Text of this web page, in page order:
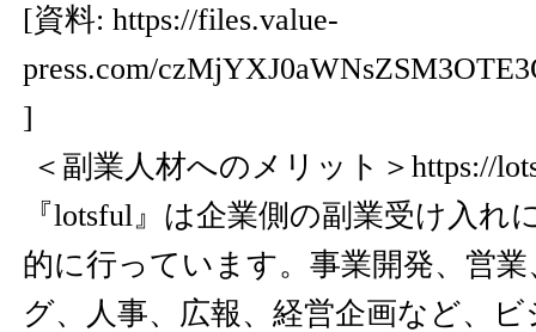
[資料: https://files.value-
press.com/
]
＜副業人材へのメリット＞ https://
『lotsful』は企業側の副業受け入れ
的に行っています。事業開発、営
グ、人事、広報、経営企画など、